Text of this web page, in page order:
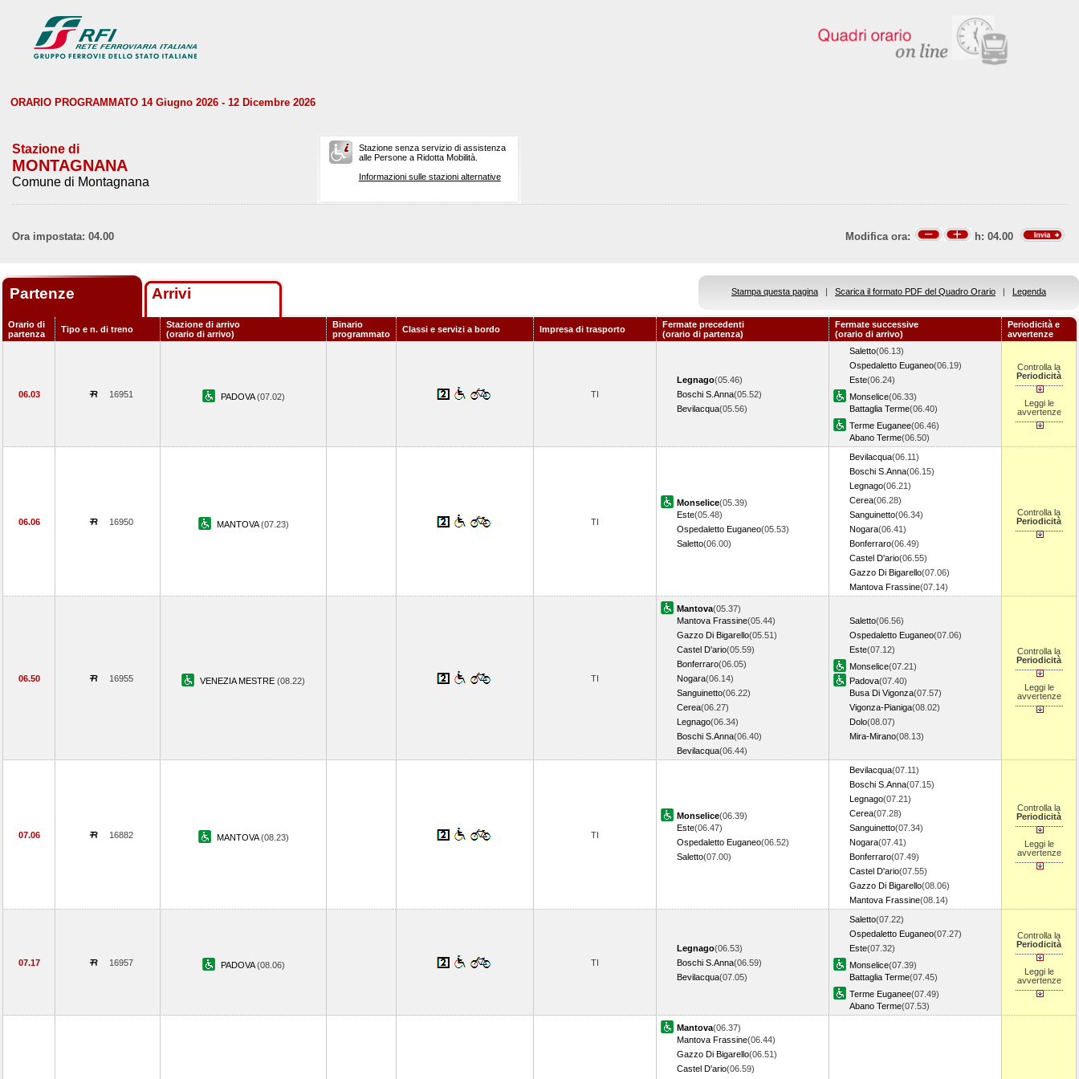
ORARIO PROGRAMMATO 14 Giugno 2026 - 12 Dicembre 2026
Stazione di
MONTAGNANA
Comune di Montagnana
Stazione senza servizio di assistenza
alle Persone a Ridotta Mobilità.
Informazioni sulle stazioni alternative
Ora impostata: 04.00 Modifica ora: h: 04.00
Partenze Arrivi Stampa questa pagina | Scarica il formato PDF del Quadro Orario | Legenda
Orario di
partenza
Tipo e n. di treno
Stazione di arrivo
(orario di arrivo)
Binario
programmato
Classi e servizi a bordo Impresa di trasporto
Fermate precedenti
(orario di partenza)
Fermate successive
(orario di arrivo)
Periodicità e
avvertenze
06.03 16951 PADOVA(07.02) TI
Legnago(05.46)
Boschi S.Anna(05.52)
Bevilacqua(05.56)
Saletto(06.13)
Ospedaletto Euganeo(06.19)
Este(06.24)
Monselice(06.33)
Battaglia Terme(06.40)
Terme Euganee(06.46)
Abano Terme(06.50)
Controlla la
Periodicità
Leggi le
avvertenze
06.06 16950 MANTOVA(07.23) TI
Monselice(05.39)
Este(05.48)
Ospedaletto Euganeo(05.53)
Saletto(06.00)
Bevilacqua(06.11)
Boschi S.Anna(06.15)
Legnago(06.21)
Cerea(06.28)
Sanguinetto(06.34)
Nogara(06.41)
Bonferraro(06.49)
Castel D'ario(06.55)
Gazzo Di Bigarello(07.06)
Mantova Frassine(07.14)
Controlla la
Periodicità
06.50 16955 VENEZIA MESTRE (08.22) TI
Mantova(05.37)
Mantova Frassine(05.44)
Gazzo Di Bigarello(05.51)
Castel D'ario(05.59)
Bonferraro(06.05)
Nogara(06.14)
Sanguinetto(06.22)
Cerea(06.27)
Legnago(06.34)
Boschi S.Anna(06.40)
Bevilacqua(06.44)
Saletto(06.56)
Ospedaletto Euganeo(07.06)
Este(07.12)
Monselice(07.21)
Padova(07.40)
Busa Di Vigonza(07.57)
Vigonza-Pianiga(08.02)
Dolo(08.07)
Mira-Mirano(08.13)
Controlla la
Periodicità
Leggi le
avvertenze
07.06 16882 MANTOVA(08.23) TI
Monselice(06.39)
Este(06.47)
Ospedaletto Euganeo(06.52)
Saletto(07.00)
Bevilacqua(07.11)
Boschi S.Anna(07.15)
Legnago(07.21)
Cerea(07.28)
Sanguinetto(07.34)
Nogara(07.41)
Bonferraro(07.49)
Castel D'ario(07.55)
Gazzo Di Bigarello(08.06)
Mantova Frassine(08.14)
Controlla la
Periodicità
Leggi le
avvertenze
07.17 16957 PADOVA(08.06) TI
Legnago(06.53)
Boschi S.Anna(06.59)
Bevilacqua(07.05)
Saletto(07.22)
Ospedaletto Euganeo(07.27)
Este(07.32)
Monselice(07.39)
Battaglia Terme(07.45)
Terme Euganee(07.49)
Abano Terme(07.53)
Controlla la
Periodicità
Leggi le
avvertenze
Mantova(06.37)
Mantova Frassine(06.44)
Gazzo Di Bigarello(06.51)
Castel D'ario(06.59)